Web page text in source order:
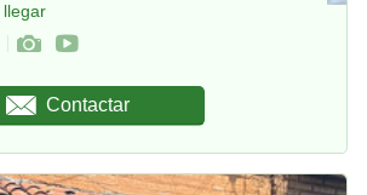
llegar
Contactar